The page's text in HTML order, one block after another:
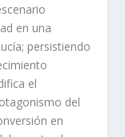
en una
persistiendo
el
del
en